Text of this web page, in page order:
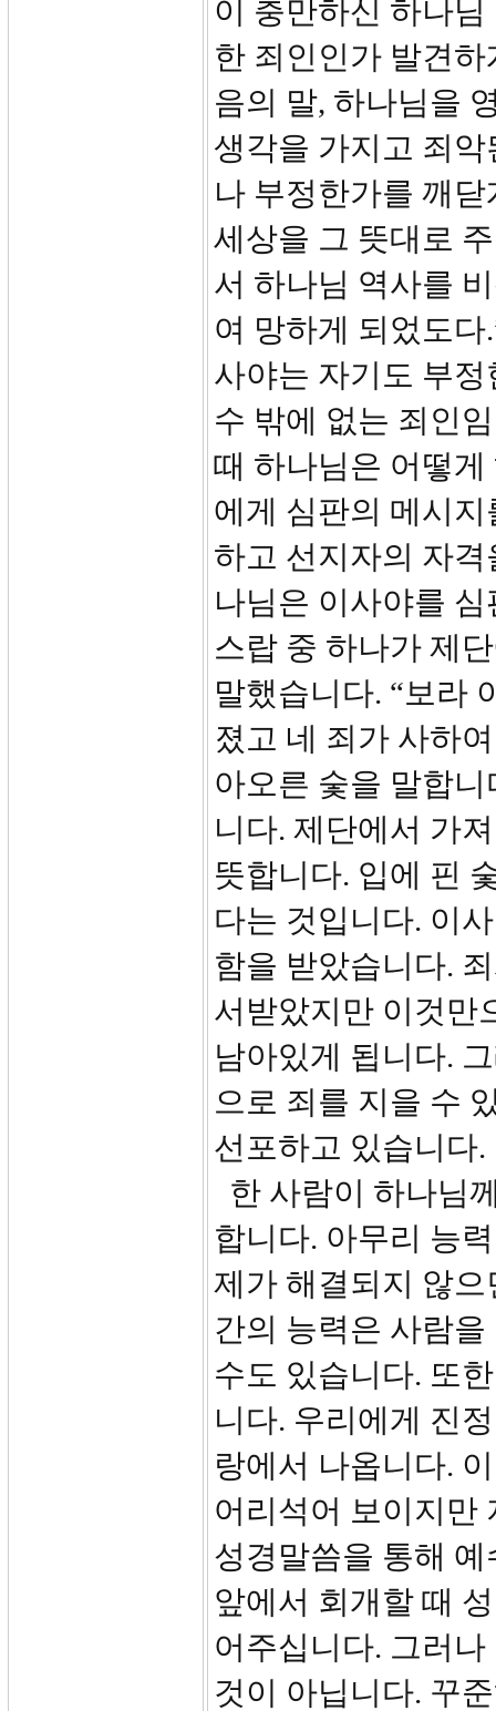
이 충만하신 하나
한 죄인인가 발견
음의 말, 하나님을
생각을 가지고 죄
나 부정한가를 깨
세상을 그 뜻대로
서 하나님 역사를
여 망하게 되었도
사야는 자기도 부
수 밖에 없는 죄인
때 하나님은 어떻
에게 심판의 메시
하고 선지자의 자
나님은 이사야를
스랍 중 하나가 제
말했습니다. “보라
졌고 네 죄가 사하
아오른 숯을 말합
니다. 제단에서 가
뜻합니다. 입에 핀
다는 것입니다. 이
함을 받았습니다.
서받았지만 이것만
남아있게 됩니다.
으로 죄를 지을 수
선포하고 있습니다.
한 사람이 하나님
합니다. 아무리 능
제가 해결되지 않
간의 능력은 사람
수도 있습니다. 또
니다. 우리에게 진
랑에서 나옵니다.
어리석어 보이지만
성경말씀을 통해
앞에서 회개할 때
어주십니다. 그러
것이 아닙니다. 꾸